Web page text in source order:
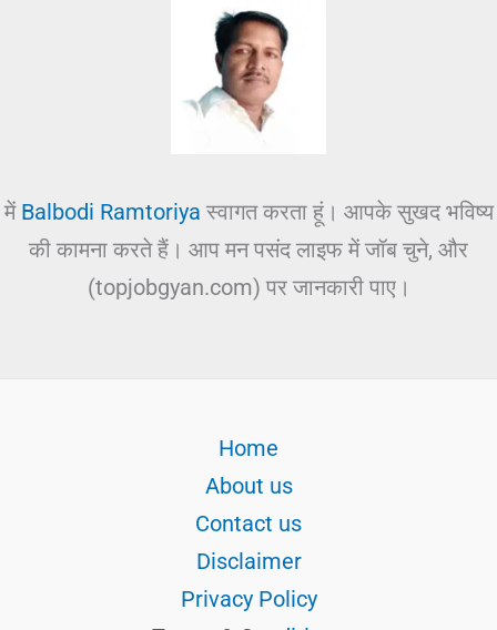
में Balbodi Ramtoriya स्वागत करता हूं। आपके सुखद भविष्य
की कामना करते हैं। आप मन पसंद लाइफ में जॉब चुने, और
(topjobgyan.com) पर जानकारी पाए।
Home
About us
Contact us
Disclaimer
Privacy Policy